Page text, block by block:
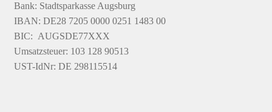
Bank: Stadtsparkasse Augsburg
IBAN: DE28 7205 0000 0251 1483 00
BIC: AUGSDE77XXX
Umsatzsteuer: 103 128 90513
UST-IdNr: DE 298115514